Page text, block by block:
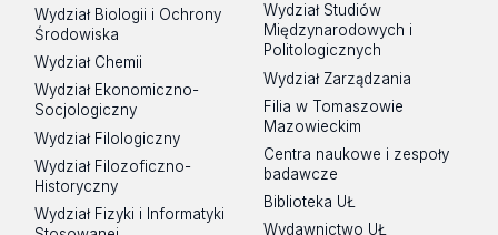
Wydział Biologii i Ochrony
Środowiska
Wydział Chemii
Wydział Ekonomiczno-
Socjologiczny
Wydział Filologiczny
Wydział Filozoficzno-
Historyczny
Wydział Fizyki i Informatyki
Wydział Studiów
Międzynarodowych i
Politologicznych
Wydział Zarządzania
Filia w Tomaszowie
Mazowieckim
Centra naukowe i zespoły
badawcze
Biblioteka UŁ
Wydawnictwo UŁ